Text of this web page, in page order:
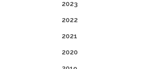
2023
2022
2021
2020